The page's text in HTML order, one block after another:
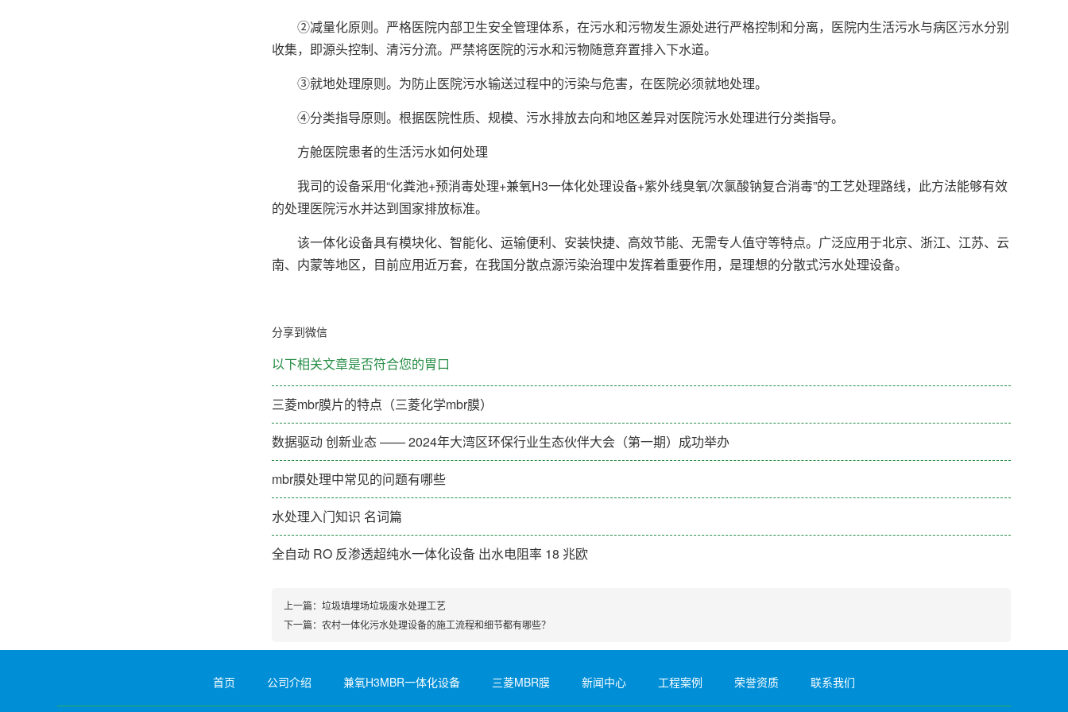
②减量化原则。严格医院内部卫生安全管理体系，在污水和污物发生源处进行严格控制和分离，医院内生活污水与病区污水分别
收集，即源头控制、清污分流。严禁将医院的污水和污物随意弃置排入下水道。
③就地处理原则。为防止医院污水输送过程中的污染与危害，在医院必须就地处理。
④分类指导原则。根据医院性质、规模、污水排放去向和地区差异对医院污水处理进行分类指导。
方舱医院患者的生活污水如何处理
我司的设备采用“化粪池+预消毒处理+兼氧H3一体化处理设备+紫外线臭氧/次氯酸钠复合消毒”的工艺处理路线，此方法能够有效
的处理医院污水并达到国家排放标准。
该一体化设备具有模块化、智能化、运输便利、安装快捷、高效节能、无需专人值守等特点。广泛应用于北京、浙江、江苏、云
南、内蒙等地区，目前应用近万套，在我国分散点源污染治理中发挥着重要作用，是理想的分散式污水处理设备。
分享到微信
以下相关文章是否符合您的胃口
三菱mbr膜片的特点（三菱化学mbr膜）
数据驱动 创新业态 —— 2024年大湾区环保行业生态伙伴大会（第一期）成功举办
mbr膜处理中常见的问题有哪些
水处理入门知识 名词篇
全自动 RO 反渗透超纯水一体化设备 出水电阻率 18 兆欧
上一篇： 垃圾填埋场垃圾废水处理工艺
下一篇： 农村一体化污水处理设备的施工流程和细节都有哪些？
首页 公司介绍 兼氧H3MBR一体化设备 三菱MBR膜 新闻中心 工程案例 荣誉资质 联系我们